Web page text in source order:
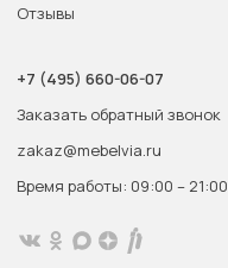
Отзывы
+7 (495) 660-06-07
Заказать обратный звонок
zakaz@mebelvia.ru
Время работы: 09:00 – 21:00